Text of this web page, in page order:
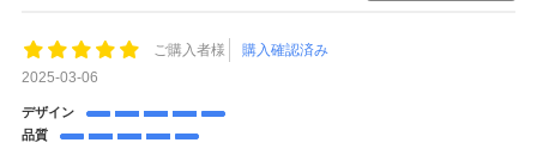
ご購入者様
購入確認済み
2025-03-06
デザイン
品質